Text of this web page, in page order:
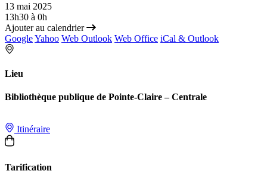
13 mai 2025
13h30 à 0h
Ajouter au calendrier
GoogleYahoo Web Outlook Web Office iCal & Outlook
Lieu
Bibliothèque publique de Pointe-Claire – Centrale
Itinéraire
Tarification